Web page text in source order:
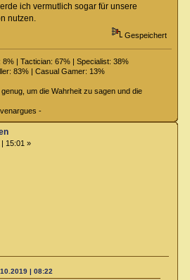
ich vermutlich sogar für unsere
nutzen.
Gespeichert
| Tactician: 67% | Specialist: 38%
83% | Casual Gamer: 13%
um die Wahrheit zu sagen und die
-
15:01 »
| 08:22